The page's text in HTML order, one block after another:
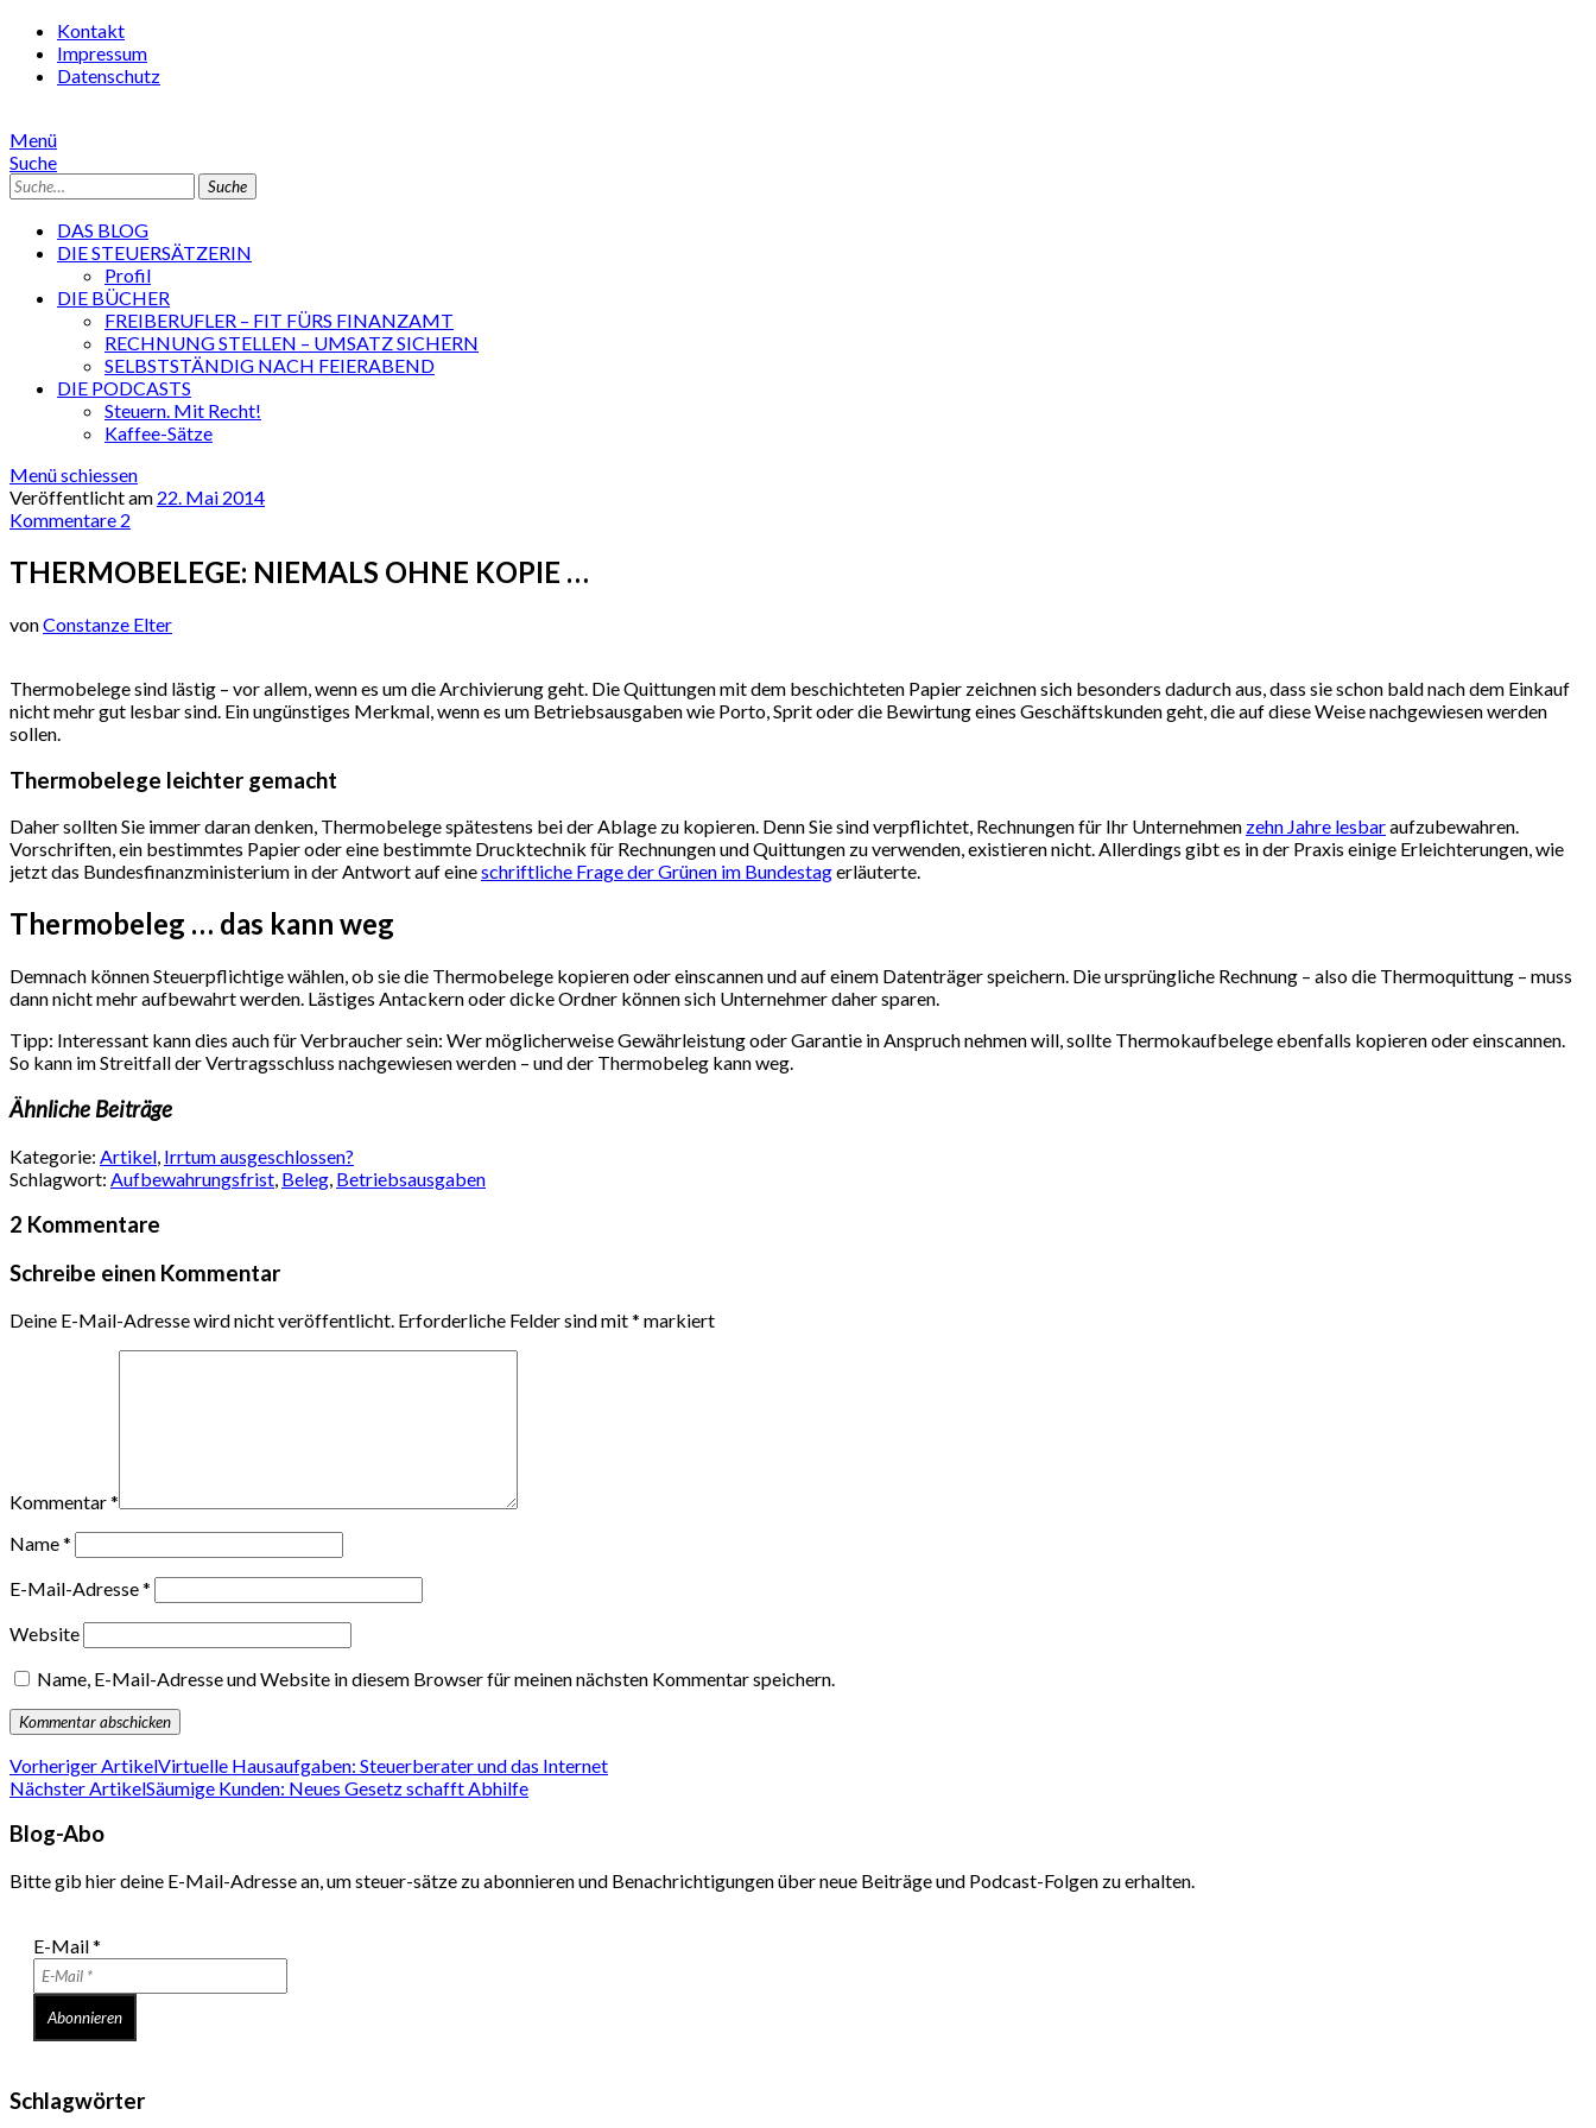
Kontakt
Impressum
Datenschutz
Menü
Suche
Suche
DAS BLOG
DIE STEUERSÄTZERIN
Profil
DIE BÜCHER
FREIBERUFLER – FIT FÜRS FINANZAMT
RECHNUNG STELLEN – UMSATZ SICHERN
SELBSTSTÄNDIG NACH FEIERABEND
DIE PODCASTS
Steuern. Mit Recht!
Kaffee-Sätze
Menü schiessen
Veröffentlicht am 22. Mai 2014
Kommentare 2
THERMOBELEGE: NIEMALS OHNE KOPIE …
vonConstanze Elter
Thermobelege sind lästig – vor allem, wenn es um die Archivierung geht. Die Quittungen mit dem beschichteten Papier zeichnen sich besonders dadurch aus, dass sie schon bald nach dem Einkauf
nicht mehr gut lesbar sind. Ein ungünstiges Merkmal, wenn es um Betriebsausgaben wie Porto, Sprit oder die Bewirtung eines Geschäftskunden geht, die auf diese Weise nachgewiesen werden
sollen.
Thermobelege leichter gemacht
Daher sollten Sie immer daran denken, Thermobelege spätestens bei der Ablage zu kopieren. Denn Sie sind verpflichtet, Rechnungen für Ihr Unternehmen zehn Jahre lesbaraufzubewahren.
Vorschriften, ein bestimmtes Papier oder eine bestimmte Drucktechnik für Rechnungen und Quittungen zu verwenden, existieren nicht. Allerdings gibt es in der Praxis einige Erleichterungen, wie
jetzt das Bundesfinanzministerium in der Antwort auf eineschriftliche Frage der Grünen im Bundestagerläuterte.
Thermobeleg … das kann weg
Demnach können Steuerpflichtige wählen, ob sie die Thermobelege kopieren oder einscannen und auf einem Datenträger speichern. Die ursprüngliche Rechnung – also die Thermoquittung – muss
dann nicht mehr aufbewahrt werden. Lästiges Antackern oder dicke Ordner können sich Unternehmer daher sparen.
Tipp: Interessant kann dies auch für Verbraucher sein: Wer möglicherweise Gewährleistung oder Garantie in Anspruch nehmen will, sollte Thermokaufbelege ebenfalls kopieren oder einscannen.
So kann im Streitfall der Vertragsschluss nachgewiesen werden – und der Thermobeleg kann weg.
Ähnliche Beiträge
Kategorie: Artikel Irrtum ausgeschlossen?
Schlagwort: Aufbewahrungsfrist Beleg Betriebsausgaben
2 Kommentare
Schreibe einen Kommentar
Deine E-Mail-Adresse wird nicht veröffentlicht. Erforderliche Felder sind mit* markiert
Kommentar*
Name*
E-Mail-Adresse*
Website
Name, E-Mail-Adresse und Website in diesem Browser für meinen nächsten Kommentar speichern.
Vorheriger ArtikelVirtuelle Hausaufgaben: Steuerberater und das Internet
Nächster ArtikelSäumige Kunden: Neues Gesetz schafft Abhilfe
Blog-Abo
Bitte gib hier deine E-Mail-Adresse an, um steuer-sätze zu abonnieren und Benachrichtigungen über neue Beiträge und Podcast-Folgen zu erhalten.
E-Mail*
Schlagwörter